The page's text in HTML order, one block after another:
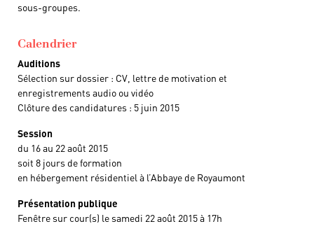
sous-groupes.
Calendrier
Auditions
Sélection sur dossier : CV, lettre de motivation et
enregistrements audio ou vidéo
Clôture des candidatures : 5 juin 2015
Session
du 16 au 22 août 2015
soit 8 jours de formation
en hébergement résidentiel à l’Abbaye de Royaumont
Présentation publique
Fenêtre sur cour(s) le samedi 22 août 2015 à 17h